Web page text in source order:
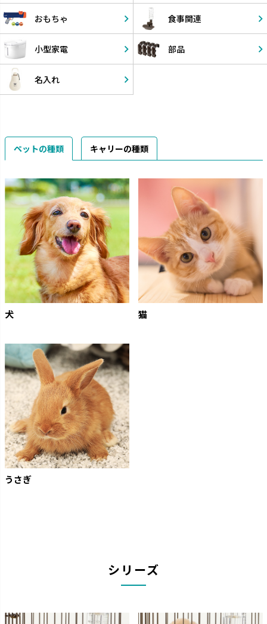
おもちゃ 食事関連
小型家電 部品
名入れ
ペットの種類 キャリーの種類
犬 猫
うさぎ
シリーズ